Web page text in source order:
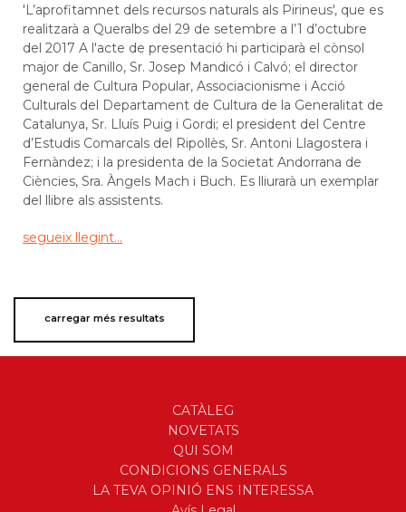
'L’aprofitamnet dels recursos naturals als Pirineus', que es
realitzarà a Queralbs del 29 de setembre a l’1 d’octubre
del 2017 A l'acte de presentació hi participarà el cònsol
major de Canillo, Sr. Josep Mandicó i Calvó; el director
general de Cultura Popular, Associacionisme i Acció
Culturals del Departament de Cultura de la Generalitat de
Catalunya, Sr. Lluís Puig i Gordi; el president del Centre
d’Estudis Comarcals del Ripollès, Sr. Antoni Llagostera i
Fernàndez; i la presidenta de la Societat Andorrana de
Ciències, Sra. Àngels Mach i Buch. Es lliurarà un exemplar
del llibre als assistents.
segueix llegint...
carregar més resultats
CATÀLEG
NOVETATS
QUI SOM
CONDICIONS GENERALS
LA TEVA OPINIÓ ENS INTERESSA